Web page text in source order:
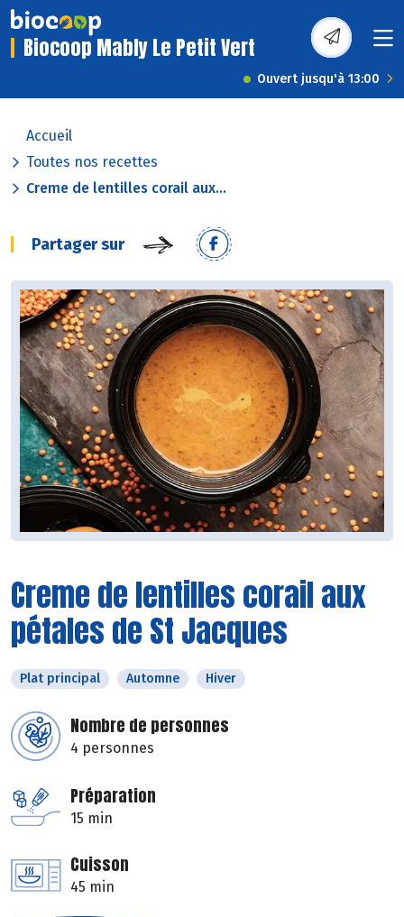
Biocoop Mably Le Petit Vert
Ouvert jusqu'à 13:00
Accueil
Toutes nos recettes
Creme de lentilles corail aux...
Partager sur
Creme de lentilles corail aux
pétales de St Jacques
Plat principal Automne Hiver
Nombre de personnes
4 personnes
Préparation
15 min
Cuisson
45 min